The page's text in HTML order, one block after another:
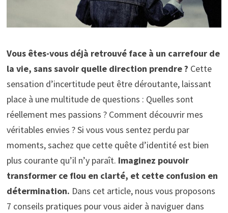
Vous êtes-vous déjà retrouvé face à un carrefour de
la vie, sans savoir quelle direction prendre ? Cette
sensation d’incertitude peut être déroutante, laissant
place à une multitude de questions : Quelles sont
réellement mes passions ? Comment découvrir mes
véritables envies ? Si vous vous sentez perdu par
moments, sachez que cette quête d’identité est bien
plus courante qu’il n’y paraît. Imaginez pouvoir
transformer ce flou en clarté, et cette confusion en
détermination. Dans cet article, nous vous proposons
7 conseils pratiques pour vous aider à naviguer dans